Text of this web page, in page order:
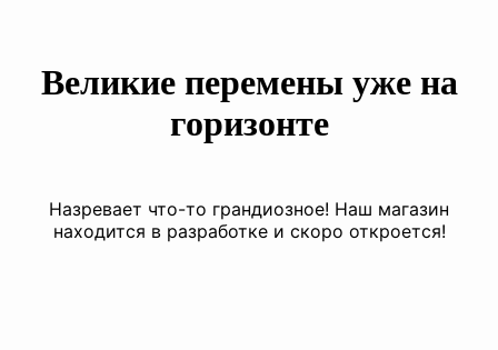
Великие перемены уже на
горизонте
Назревает что-то грандиозное! Наш магазин
находится в разработке и скоро откроется!